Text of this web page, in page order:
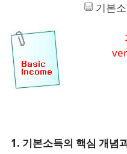
기본
1. 기본소득의 핵심 개념